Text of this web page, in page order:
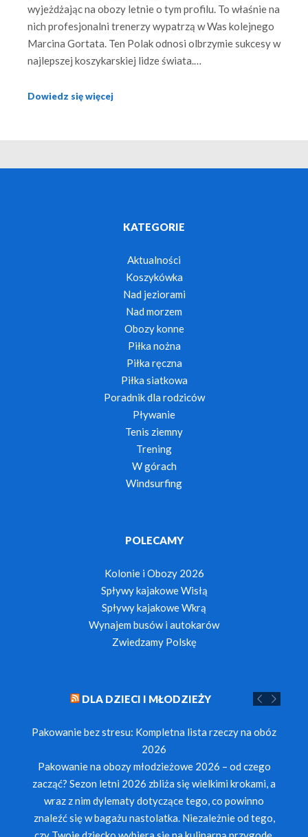
wyjeżdżając na obozy letnie o tym profilu. To właśnie na
nich profesjonalni trenerzy wypatrzą w Was kolejnego
Marcina Gortata. Ten Polak odnosi olbrzymie sukcesy w
najlepszej koszykarskiej lidze świata.…
Dowiedz się więcej
KATEGORIE
Aktualności
Koszykówka
Nad jeziorami
Nad morzem
Obozy konne
Piłka nożna
Piłka ręczna
Piłka siatkowa
Poradnik dla rodziców
Pływanie
Tenis ziemny
Trening
W górach
Windsurfing
POLECAMY
Kolonie i Obozy 2026
Spływy kajakowe Wisłą
Spływy kajakowe Wkrą
Wynajem busów i autokarów
Zwiedzamy Polskę
DLA DZIECI I MŁODZIEŻY
Pakowanie bez stresu: Kompletna lista rzeczy na obóz
2026
Pakowanie na obozy młodzieżowe 2026 – od czego
zacząć? Sezon letni 2026 zbliża się wielkimi krokami, a
wraz z nim dylematy dotyczące tego, co powinno
znaleźć się w bagażu nastolatka. Niezależnie od tego,